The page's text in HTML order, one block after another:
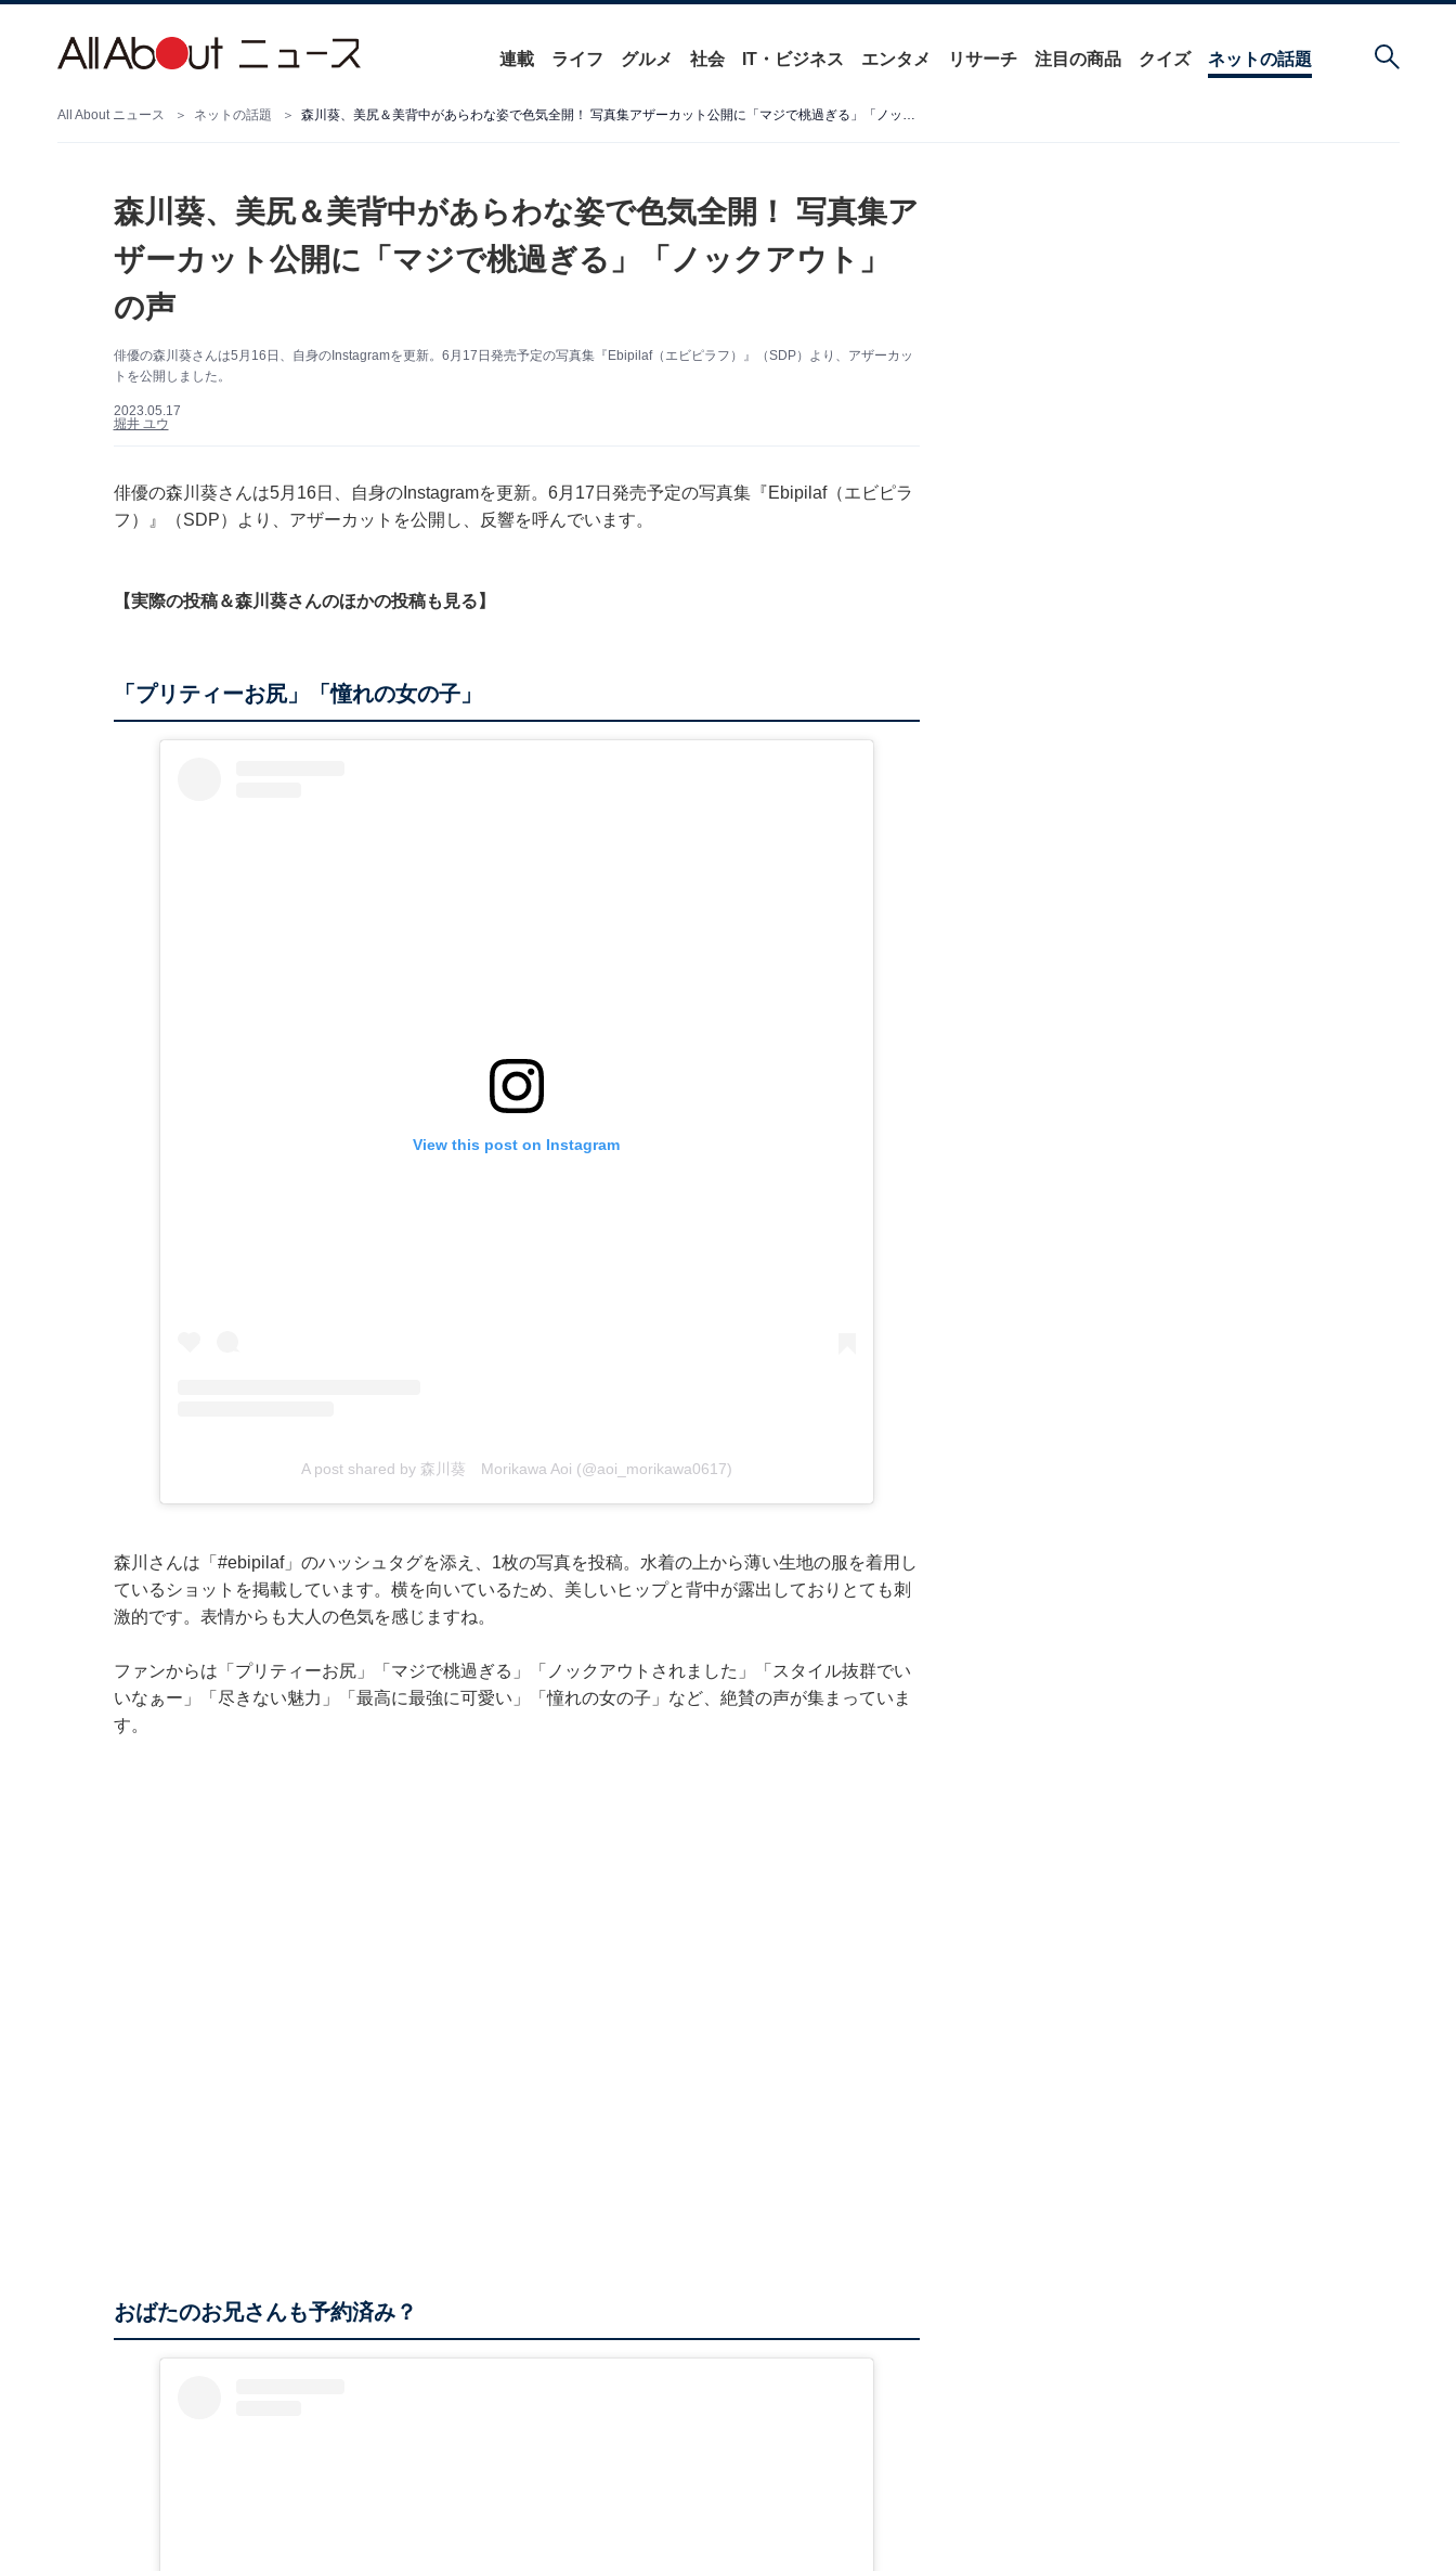
連載 ライフ グルメ 社会 IT・ビジネス エンタメ リサーチ 注目の商品 クイズ ネットの話題
All About ニュース ネットの話題 森川葵、美尻＆美背中があらわな姿で色気全開！ 写真集アザーカット公開に「マジで桃過ぎる」「ノックアウト」の声
森川葵、美尻＆美背中があらわな姿で色気全開！ 写真集ア
ザーカット公開に「マジで桃過ぎる」「ノックアウト」
の声
俳優の森川葵さんは5月16日、自身のInstagramを更新。6月17日発売予定の写真集『Ebipilaf（エビピラフ）』（SDP）より、アザーカッ
トを公開しました。
2023.05.17
堀井 ユウ
俳優の森川葵さんは5月16日、自身のInstagramを更新。6月17日発売予定の写真集『Ebipilaf（エビピラ
フ）』（SDP）より、アザーカットを公開し、反響を呼んでいます。
【実際の投稿＆森川葵さんのほかの投稿も見る】
「プリティーお尻」「憧れの女の子」
View this post on Instagram
A post shared by 森川葵 Morikawa Aoi (@aoi_morikawa0617)
森川さんは「#ebipilaf」のハッシュタグを添え、1枚の写真を投稿。水着の上から薄い生地の服を着用し
ているショットを掲載しています。横を向いているため、美しいヒップと背中が露出しておりとても刺
激的です。表情からも大人の色気を感じますね。
ファンからは「プリティーお尻」「マジで桃過ぎる」「ノックアウトされました」「スタイル抜群でい
いなぁー」「尽きない魅力」「最高に最強に可愛い」「憧れの女の子」など、絶賛の声が集まっていま
す。
おばたのお兄さんも予約済み？